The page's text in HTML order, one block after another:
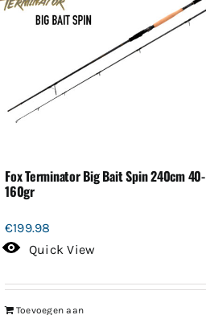
Fox Terminator Big Bait Spin 240cm 40-
160gr
€199.98
Quick View
Toevoegen aan